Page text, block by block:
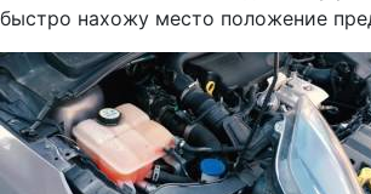
быстро нахожу место положение